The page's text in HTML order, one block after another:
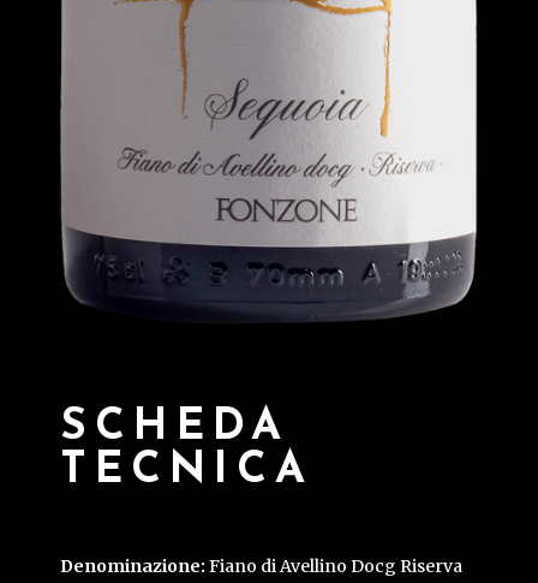
SCHEDA
TECNICA
Denominazione: Fiano di Avellino Docg Riserva